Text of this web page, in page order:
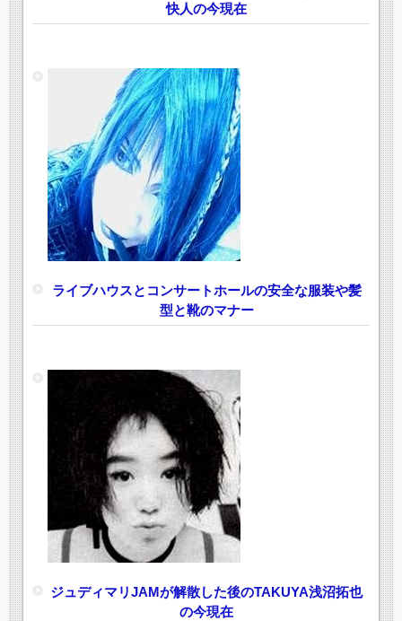
快人の今現在
ライブハウスとコンサートホールの安全な服装や髪
型と靴のマナー
ジュディマリJAMが解散した後のTAKUYA浅沼拓也
の今現在